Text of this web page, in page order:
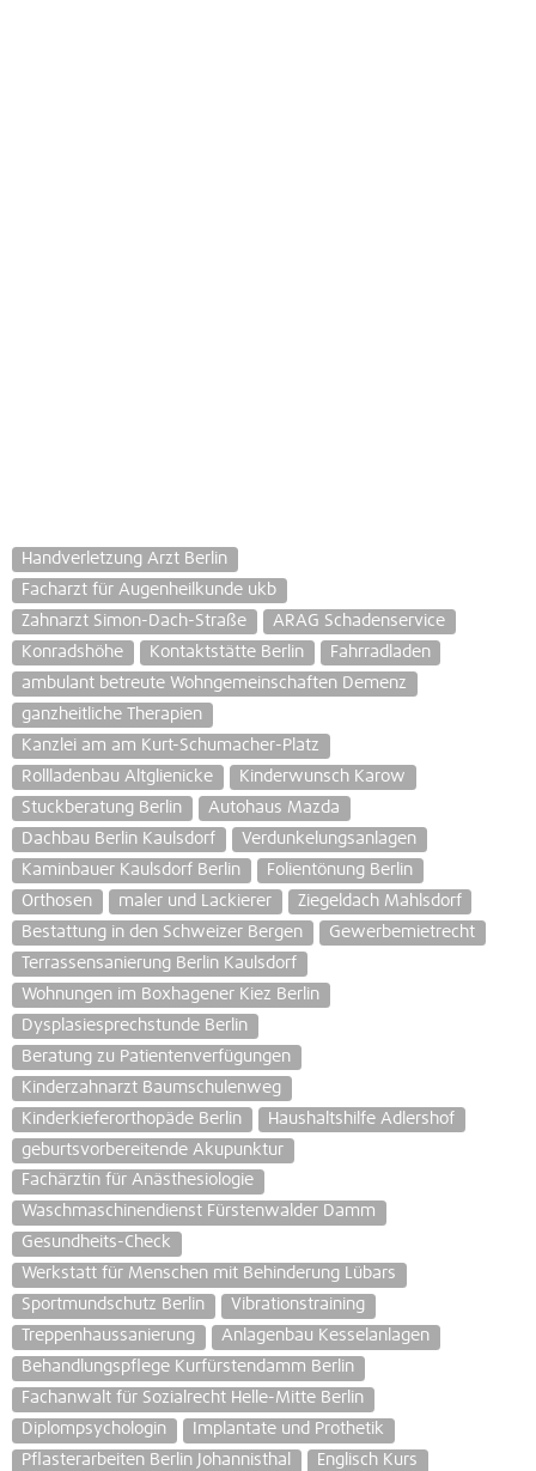
Handverletzung Arzt Berlin
Facharzt für Augenheilkunde ukb
Zahnarzt Simon-Dach-Straße
ARAG Schadenservice
Konradshöhe
Kontaktstätte Berlin
Fahrradladen
ambulant betreute Wohngemeinschaften Demenz
ganzheitliche Therapien
Kanzlei am am Kurt-Schumacher-Platz
Rollladenbau Altglienicke
Kinderwunsch Karow
Stuckberatung Berlin
Autohaus Mazda
Dachbau Berlin Kaulsdorf
Verdunkelungsanlagen
Kaminbauer Kaulsdorf Berlin
Folientönung Berlin
Orthosen
maler und Lackierer
Ziegeldach Mahlsdorf
Bestattung in den Schweizer Bergen
Gewerbemietrecht
Terrassensanierung Berlin Kaulsdorf
Wohnungen im Boxhagener Kiez Berlin
Dysplasiesprechstunde Berlin
Beratung zu Patientenverfügungen
Kinderzahnarzt Baumschulenweg
Kinderkieferorthopäde Berlin
Haushaltshilfe Adlershof
geburtsvorbereitende Akupunktur
Fachärztin für Anästhesiologie
Waschmaschinendienst Fürstenwalder Damm
Gesundheits-Check
Werkstatt für Menschen mit Behinderung Lübars
Sportmundschutz Berlin
Vibrationstraining
Treppenhaussanierung
Anlagenbau Kesselanlagen
Behandlungspflege Kurfürstendamm Berlin
Fachanwalt für Sozialrecht Helle-Mitte Berlin
Diplompsychologin
Implantate und Prothetik
Pflasterarbeiten Berlin Johannisthal
Englisch Kurs